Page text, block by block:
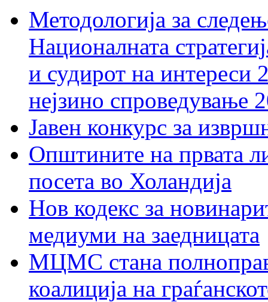
Методологија за
Националната
и судирот на интереси
нејзино спроведување
Јавен конкурс за
Општините на првата
посета во Холандија
Нов кодекс за
медиуми на заедницата
МЦМС стана
коалиција на